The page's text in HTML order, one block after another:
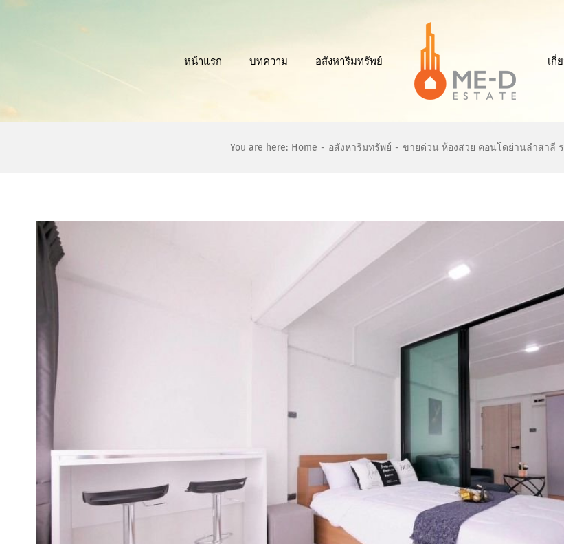
หน้าแรก
บทความ อสังหาริมทรัพย์ เกี่
You are here: Home - อสังหาริมทรัพย์ - ขายด่วน ห้องสวย คอนโดย่านลำสาลี
View
Larger
Image